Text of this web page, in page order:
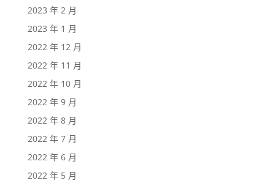
2023 年 2 月
2023 年 1 月
2022 年 12 月
2022 年 11 月
2022 年 10 月
2022 年 9 月
2022 年 8 月
2022 年 7 月
2022 年 6 月
2022 年 5 月